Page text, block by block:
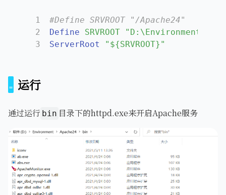
1
2
3
#Define SRVROOT "/Apache24"
Define
SRVROOT
ServerRoot
"${SRVROOT}"
运行
通过运行 bin 目录下的httpd.exe来开启Apache服务